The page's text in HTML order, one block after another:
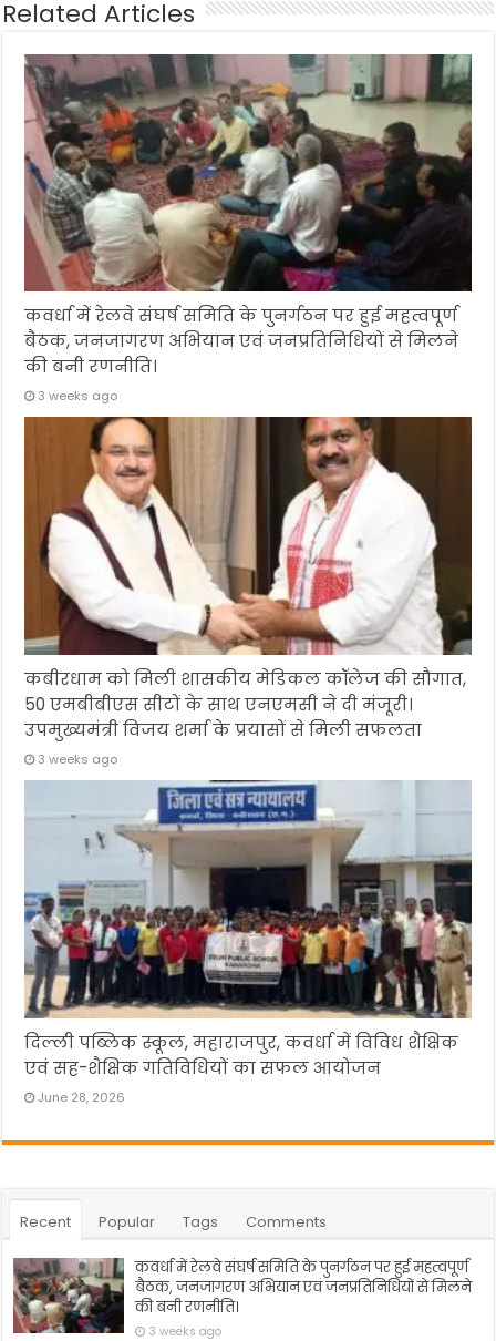
Related Articles
कवर्धा में रेलवे संघर्ष समिति के पुनर्गठन पर हुई महत्वपूर्ण
बैठक, जनजागरण अभियान एवं जनप्रतिनिधियों से मिलने
की बनी रणनीति।
3 weeks ago
कबीरधाम को मिली शासकीय मेडिकल कॉलेज की सौगात,
50 एमबीबीएस सीटों के साथ एनएमसी ने दी मंजूरी।
उपमुख्यमंत्री विजय शर्मा के प्रयासों से मिली सफलता
3 weeks ago
दिल्ली पब्लिक स्कूल, महाराजपुर, कवर्धा में विविध शैक्षिक
एवं सह-शैक्षिक गतिविधियों का सफल आयोजन
June 28, 2026
Recent Popular Tags Comments
कवर्धा में रेलवे संघर्ष समिति के पुनर्गठन पर हुई महत्वपूर्ण
बैठक, जनजागरण अभियान एवं जनप्रतिनिधियों से मिलने
की बनी रणनीति।
3 weeks ago